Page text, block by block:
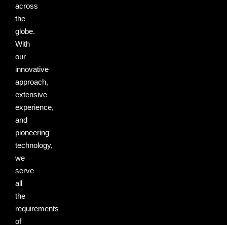
across
the
globe.
With
our
innovative
approach,
extensive
experience,
and
pioneering
technology,
we
serve
all
the
requirements
of